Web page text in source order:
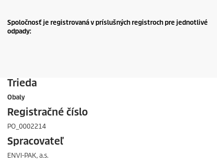
Spoločnosť je registrovaná v príslušných registroch pre jednotlivé
odpady:
Trieda
Obaly
Registračné číslo
PO_0002214
Spracovateľ
ENVI-PAK, a.s.